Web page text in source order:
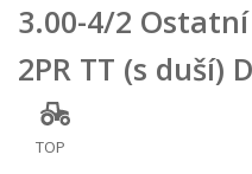
3.00-4/2 Ostatní
2PR TT (s duší)
TOP